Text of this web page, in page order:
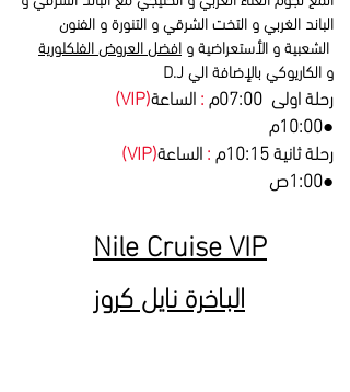
الباند الغربي و التخت الشرقي و التنورة و الفنون
الشعبية و الأستعراضية وافضل العروض الفلكلورية
D.J و الكاريوكي بالإضافة الي
(VIP) رحلة اولى 07:00م :الساعة
10:00م●
(VIP)
رحلة ثانية 10:15م :الساعة
1:00ص●
Nile Cruise VIP
الباخرة نايل كروز